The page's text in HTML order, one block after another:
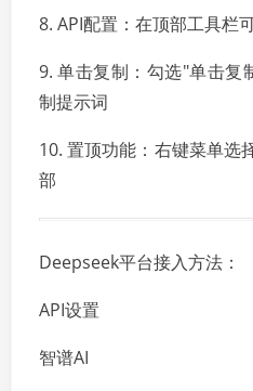
8. API配置：在顶部工具栏
9. 单击复制：勾选"单击复
制提示词
10. 置顶功能：右键菜单选
部
Deepseek平台接入方法：
API设置
智谱AI